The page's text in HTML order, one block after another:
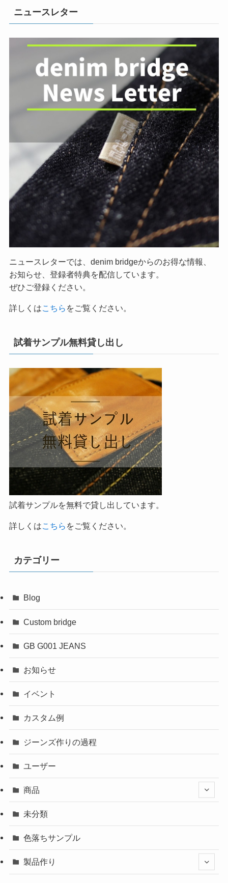
ニュースレター
ニュースレターでは、denim bridgeからのお得な情報、
お知らせ、登録者特典を配信しています。
ぜひご登録ください。
詳しくはこちら をご覧ください。
試着サンプル無料貸し出し
試着サンプルを無料で貸し出しています。
詳しくはこちら をご覧ください。
カテゴリー
Blog
Custom bridge
GB G001 JEANS
お知らせ
イベント
カスタム例
ジーンズ作りの過程
ユーザー
商品
未分類
色落ちサンプル
製品作り